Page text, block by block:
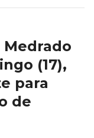
(17),
para
de